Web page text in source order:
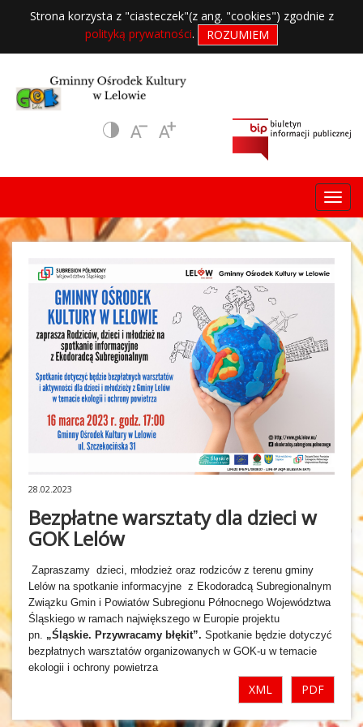
Strona korzysta z "ciasteczek"(z ang. "cookies") zgodnie z
polityką prywatności. ROZUMIEM
28.02.2023
Bezpłatne warsztaty dla dzieci w
GOK Lelów
Zapraszamy dzieci, młodzież oraz rodziców z terenu gminy
Lelów na spotkanie informacyjne z Ekodoradcą Subregionalnym
Związku Gmin i Powiatów Subregionu Północnego Województwa
Śląskiego w ramach największego w Europie projektu
pn. „Śląskie. Przywracamy błękit”. Spotkanie będzie dotyczyć
bezpłatnych warsztatów organizowanych w GOK-u w temacie
ekologii i ochrony powietrza
PDF
XML